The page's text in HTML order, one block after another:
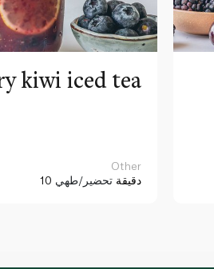
kiwi iced tea
Other
10 دقيقة تحضير/طهي